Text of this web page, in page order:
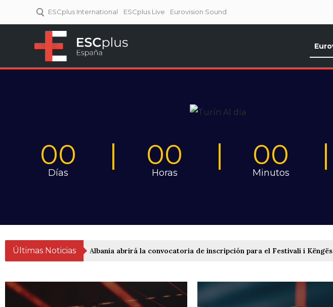
ESCplus International ESCplus Live Eurovision Sound
00
Días
00
Horas
00
Minutos
Últimas Noticias Albania abrirá la convocatoria de inscripción para el Festivali i